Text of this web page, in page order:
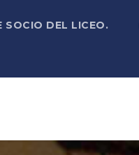
SOCIO DEL LICEO.